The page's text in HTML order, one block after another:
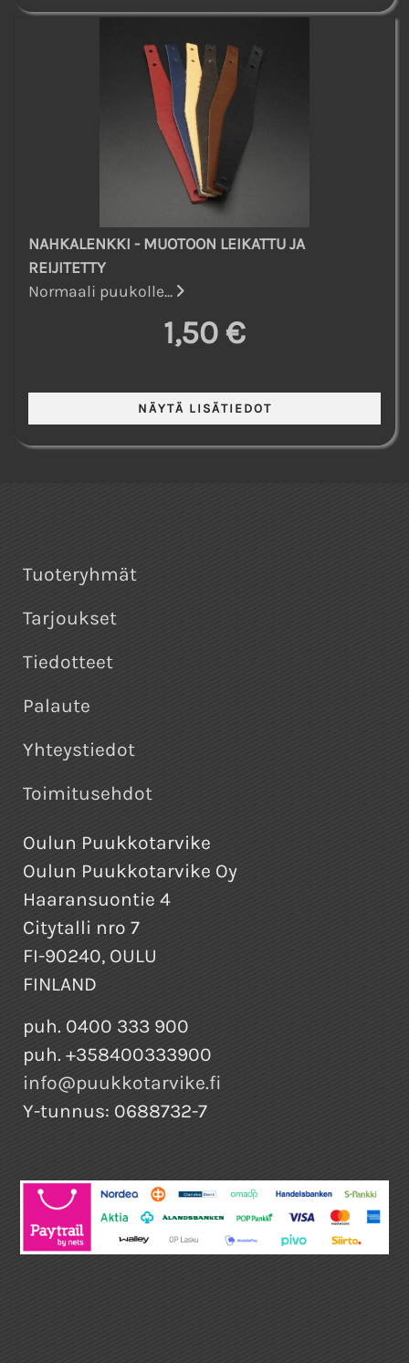
NAHKALENKKI - MUOTOON LEIKATTU JA
REIJITETTY
Normaali puukolle...
1,50 €
Tuoteryhmät
Tarjoukset
Tiedotteet
Palaute
Yhteystiedot
Toimitusehdot
Oulun Puukkotarvike
Oulun Puukkotarvike Oy
Haaransuontie 4
Citytalli nro 7
FI-90240, OULU
FINLAND
puh. 0400 333 900
puh. +358400333900
info@puukkotarvike.fi
Y-tunnus: 0688732-7